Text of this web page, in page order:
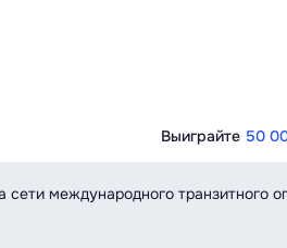
Выиграйте 50
международного транзитного